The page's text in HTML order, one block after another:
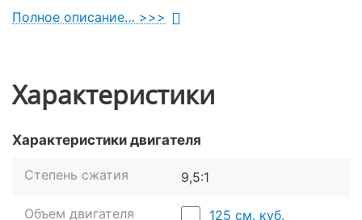
Вылазок на дистанции до 250 км.
Перевозки небольших грузов.
Поездок по даче или вылазок на рыбалку.
Такая универсальность обусловлена мощностью
дюймов), отличной грузоподъемностью. К слову,
Полное описание… >>>
Характеристики
Характеристики двигателя
Степень сжатия 9,5:1
Объем двигателя 125 см. куб.